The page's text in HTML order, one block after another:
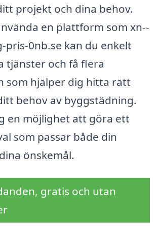
projekt och dina behov.
en plattform som xn--
pris-0nb.se kan du enkelt
tjänster och få flera
som hjälper dig hitta rätt
behov av byggstädning.
en möjlighet att göra ett
som passar både din
önskemål.
gratis och utan